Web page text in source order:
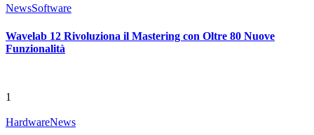
NewsSoftware
Wavelab 12 Rivoluziona il Mastering con Oltre 80 Nuove
Funzionalità
1
HardwareNews